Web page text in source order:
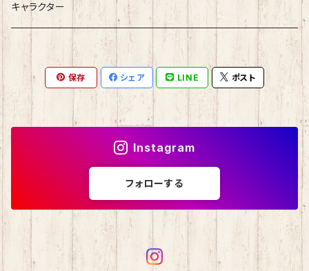
キャラクター
保存 シェア LINE ポスト
Instagram
フォローする